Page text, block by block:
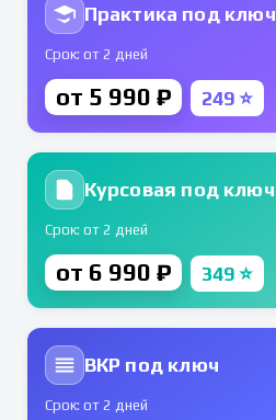
Практика под ключ
Срок: от 2 дней
от 5 990 ₽ 249 ⭐
Курсовая под ключ
Срок: от 2 дней
от 6 990 ₽ 349 ⭐
ВКР под ключ
Срок: от 2 дней